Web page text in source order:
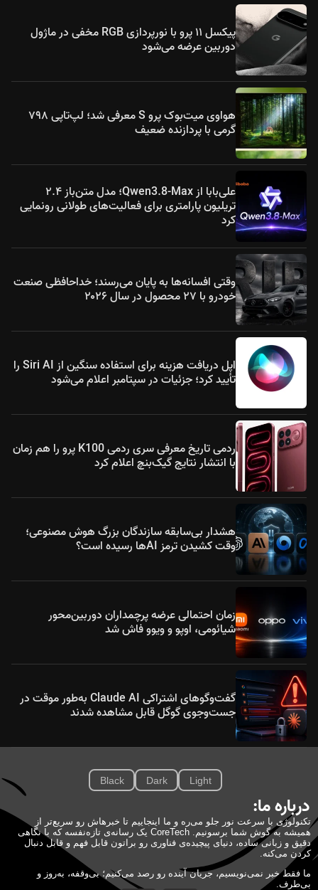
پیکسل ۱۱ پرو با نورپردازی RGB مخفی در ماژول
دوربین عرضه می‌شود
هواوی میت‌بوک پرو S معرفی شد؛ لپ‌تاپی ۷۹۸
گرمی با پردازنده ضعیف
علی‌بابا از Qwen3.8-Max؛ مدل متن‌باز ۲.۴
تریلیون پارامتری برای فعالیت‌های طولانی رونمایی
کرد
وقتی افسانه‌ها به پایان می‌رسند؛ خداحافظی صنعت
خودرو با ۲۷ محصول در سال ۲۰۲۶
اپل دریافت هزینه برای استفاده سنگین از Siri AI را
تأیید کرد؛ جزئیات در سپتامبر اعلام می‌شود
ردمی تاریخ معرفی سری ردمی K100 پرو را هم زمان
با انتشار نتایج گیک‌بنچ اعلام کرد
هشدار بی‌سابقه سازندگان بزرگ هوش مصنوعی؛
وقت کشیدن ترمز AIها رسیده است؟
زمان احتمالی عرضه پرچمداران دوربین‌محور
شیائومی، اوپو و ویوو فاش شد
گفت‌وگوهای اشتراکی Claude AI به‌طور موقت در
جست‌وجوی گوگل قابل مشاهده شدند
Light
Dark
Black
درباره ما:
تکنولوژی با سرعت نور جلو می‌ره و ما اینجاییم تا خبرهاش رو سریع‌تر از
همیشه به گوش شما برسونیم. CoreTech یک رسانه‌ی تازه‌نفسه که با نگاهی
دقیق و زبانی ساده، دنیای پیچیده‌ی فناوری رو براتون قابل فهم و قابل دنبال
کردن می‌کنه.
ما فقط خبر نمی‌نویسیم، جریان آینده رو رصد می‌کنیم؛ بی‌وقفه، به‌روز و
بی‌طرف.